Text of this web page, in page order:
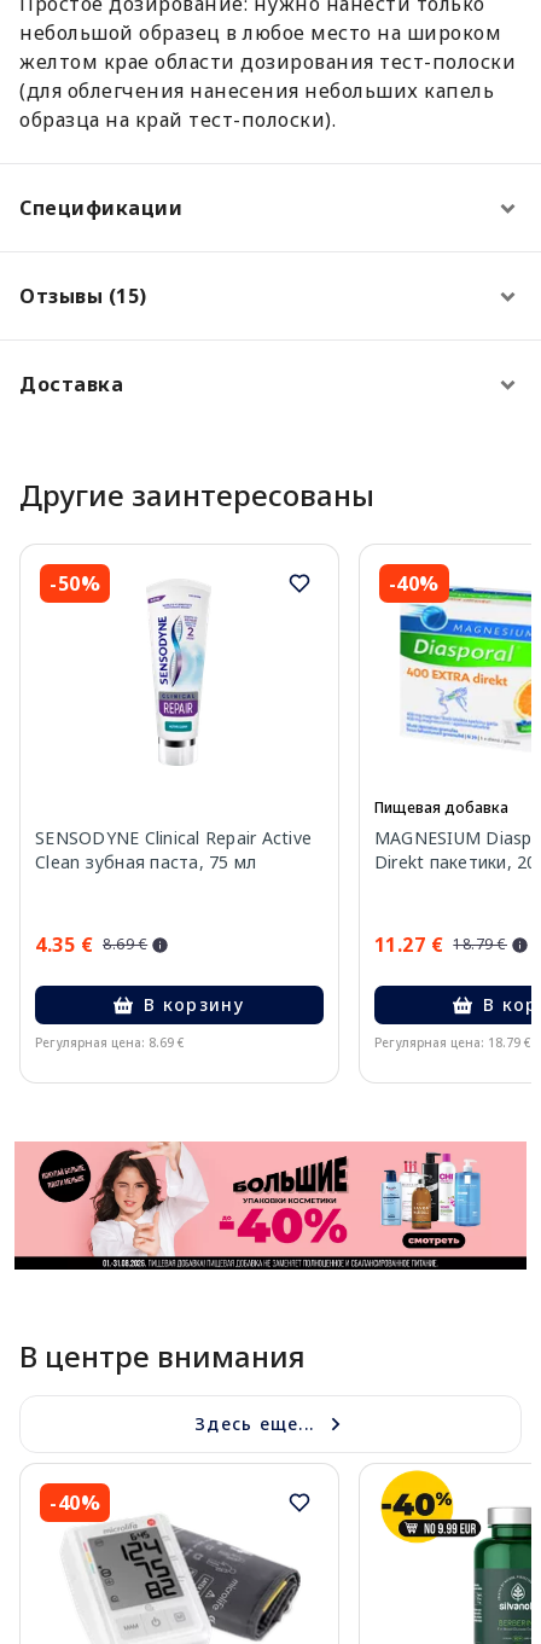
небольшой образец в любое место на широком
желтом крае области дозирования тест-полоски
(для облегчения нанесения небольших капель
образца на край тест-полоски).
Спецификации
Отзывы (15)
Доставка
Другие заинтересованы
-50%
SENSODYNE Clinical Repair Active
Clean зубная паста, 75 мл
4.35 € 8.69 €
В корзину
Регулярная цена: 8.69 €
-40%
Пищевая добавка
MAGNESIUM
Direkt пакетики,
11.27 € 18.79 €
В
Регулярная цена: 18.79 €
В центре внимания
Здесь еще...
-40%